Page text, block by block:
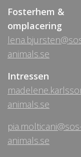
Fosterhem &
omplacering
animals.se
Intressen
animals.se
animals.se